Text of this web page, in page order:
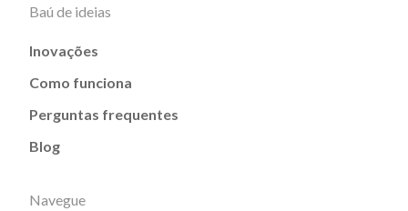
Baú de ideias
Inovações
Como funciona
Perguntas frequentes
Blog
Navegue